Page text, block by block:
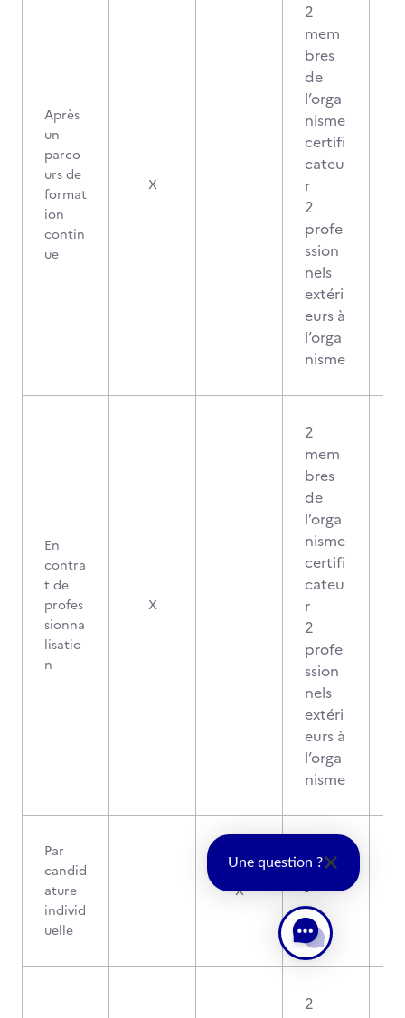
Après
un
parco
urs de
format
ion
contin
ue
X
2
mem
bres
de
l’orga
nisme
certifi
cateu
r
2
profe
ssion
nels
extéri
eurs à
l’orga
nisme
En
contra
t de
profes
sionna
lisatio
n
X
2
mem
bres
de
l’orga
nisme
certifi
cateu
r
2
profe
ssion
nels
extéri
eurs à
l’orga
nisme
Par
candid
ature
individ
uelle
X -
2
Une question ?